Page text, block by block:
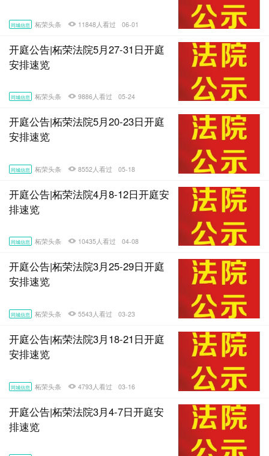
同城信息 柘荣头条 11848人看过 06-01
开庭公告|柘荣法院5月27-31日开庭
安排速览
同城信息 柘荣头条 9886人看过 05-24
开庭公告|柘荣法院5月20-23日开庭
安排速览
同城信息 柘荣头条 8552人看过 05-18
开庭公告|柘荣法院4月8-12日开庭安
排速览
同城信息 柘荣头条 10435人看过 04-08
开庭公告|柘荣法院3月25-29日开庭
安排速览
同城信息 柘荣头条 5543人看过 03-23
开庭公告|柘荣法院3月18-21日开庭
安排速览
同城信息 柘荣头条 4793人看过 03-16
开庭公告|柘荣法院3月4-7日开庭安
排速览